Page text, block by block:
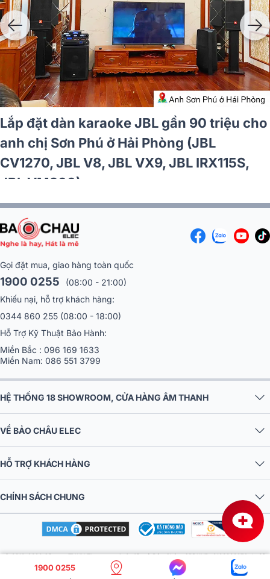
Lắp đặt dàn karaoke JBL gần 90 triệu cho
anh chị Sơn Phú ở Hải Phòng (JBL
CV1270, JBL V8, JBL VX9, JBL IRX115S,
JBL VM300)
Gọi đặt mua, giao hàng toàn quốc
1900 0255
(08:00 - 21:00)
Khiếu nại, hỗ trợ khách hàng:
0344 860 255 (08:00 - 18:00)
Hỗ Trợ Kỹ Thuật Bảo Hành:
Miền Bắc : 096 169 1633
Miền Nam: 086 551 3799
HỆ THỐNG 18 SHOWROOM, CỬA HÀNG ÂM THANH
VỀ BẢO CHÂU ELEC
HỖ TRỢ KHÁCH HÀNG
CHÍNH SÁCH CHUNG
© 2016-2026 Công ty TNHH Thương mại và điện tử Bảo Châu. GPDKKD: 0106303879 do Sở
KH & ĐT TP.HN cấp ngày 10/09/2013. Địa chỉ: Tầng 6, tòa nhà MD Complex, số 68 Nguyễn Cơ
1900 0255